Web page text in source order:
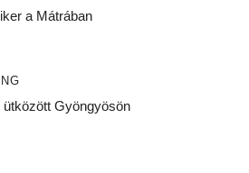
a Mátrában
ütközött Gyöngyösön